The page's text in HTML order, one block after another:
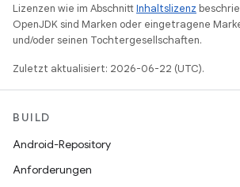
Lizenzen wie im AbschnittInhaltslizenz
OpenJDK sind Marken oder eingetragene
und/oder seinen Tochtergesellschaften.
Zuletzt aktualisiert: 2026-06-22 (UTC).
BUILD
Android-Repository
Anforderungen